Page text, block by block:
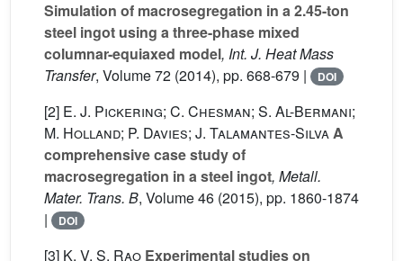
Simulation of macrosegregation in a 2.45-ton
steel ingot using a three-phase mixed
columnar-equiaxed model, Int. J. Heat Mass
Transfer, Volume 72 (2014), pp. 668-679 | DOI
[2] E. J. Pickering; C. Chesman; S. Al-Bermani;
M. Holland; P. Davies; J. Talamantes-SilvaA
comprehensive case study of
macrosegregation in a steel ingot, Metall.
Mater. Trans. B, Volume 46 (2015), pp. 1860-1874
|
DOI
[3] K. V. S. Rao Experimental studies on